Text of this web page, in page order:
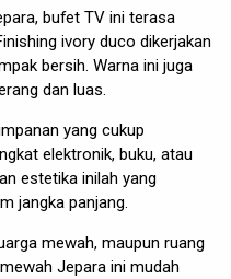
bufet TV ini terasa
ivory duco dikerjakan
bersih. Warna ini juga
dan luas.
yang cukup
elektronik, buku, atau
estetika inilah yang
jangka panjang.
mewah, maupun ruang
Jepara ini mudah